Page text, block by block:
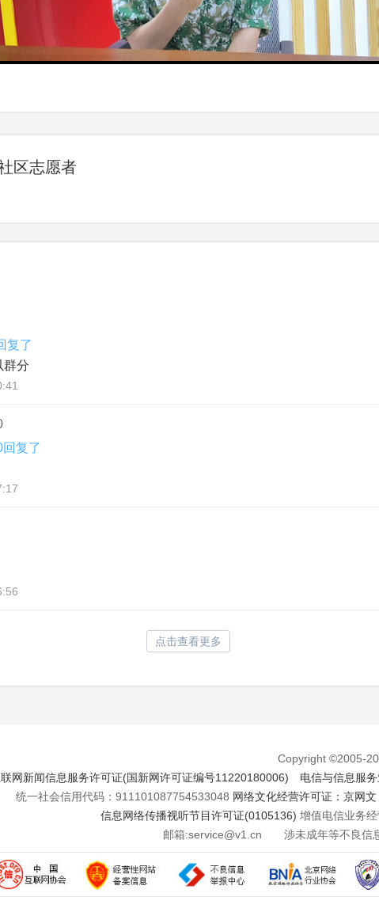
区志愿者
复了
群分
复了
点击查看更多
Copyright ©2005-
网新闻信息服务许可证(国新网许可证编号11220180006)
电信与信息服
统一社会信用代码：911101087754533048 网络文化经营许可证：京网
信息网络传播视听节目许可证(0105136) 增值电信业务
邮箱:service@v1.cn 涉未成年等不良